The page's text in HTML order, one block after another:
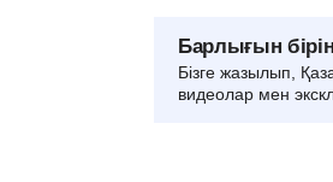
Барлығын
Бізге жазылып,
видеолар мен